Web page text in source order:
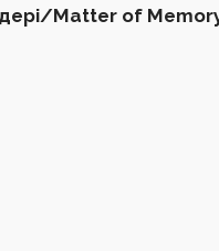
Matter of